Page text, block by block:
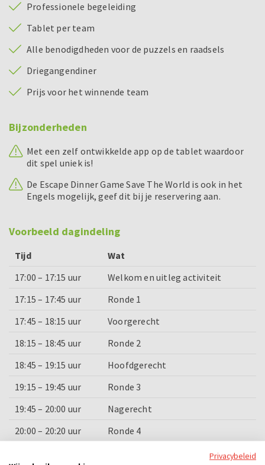
Professionele begeleiding
Tablet per team
Alle benodigdheden voor de puzzels en raadsels
Driegangendiner
Prijs voor het winnende team
Bijzonderheden
Met een zelf ontwikkelde app op de tablet waardoor
dit spel uniek is!
De Escape Dinner Game Save The World is ook in het
Engels mogelijk, geef dit bij je reservering aan.
Voorbeeld dagindeling
Tijd
Wat
17:00 – 17:15 uur
Welkom en uitleg activiteit
17:15 – 17:45 uur
Ronde 1
17:45 – 18:15 uur
Voorgerecht
18:15 – 18:45 uur
Ronde 2
18:45 – 19:15 uur
Hoofdgerecht
19:15 – 19:45 uur
Ronde 3
19:45 – 20:00 uur
Nagerecht
20:00 – 20:20 uur
Ronde 4
Prijsuitreiking en afsluitingPrivacybeleid